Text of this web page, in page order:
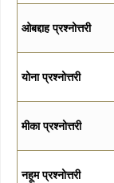
ओबद्दाह प्रश्नोत्तरी
योना प्रश्नोत्तरी
मीका प्रश्नोत्तरी
नहूम प्रश्नोत्तरी